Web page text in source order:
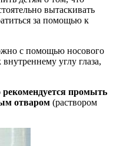
вытаскивать
за помощью к
с помощью носового
углу глаза,
рекомендуется промыть
отваром (раствором